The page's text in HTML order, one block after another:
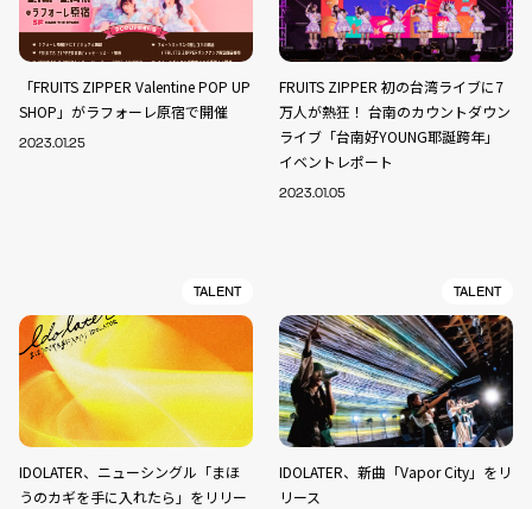
「FRUITS ZIPPER Valentine POP UP
SHOP」がラフォーレ原宿で開催
2023.01.25
FRUITS ZIPPER 初の台湾ライブに7
万人が熱狂！ 台南のカウントダウン
ライブ「台南好YOUNG耶誕跨年」
イベントレポート
2023.01.05
TALENT
IDOLATER、ニューシングル「まほ
うのカギを手に入れたら」をリリー
TALENT
IDOLATER、新曲「Vapor City」をリ
リース